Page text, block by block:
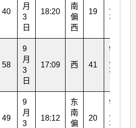
40
月
3
日
18:20
南
偏
西
19
3
58
9
月
3
日
17:09 西 41
9
3
49
9
月
3
18:12
东
南
偏
20
9
3